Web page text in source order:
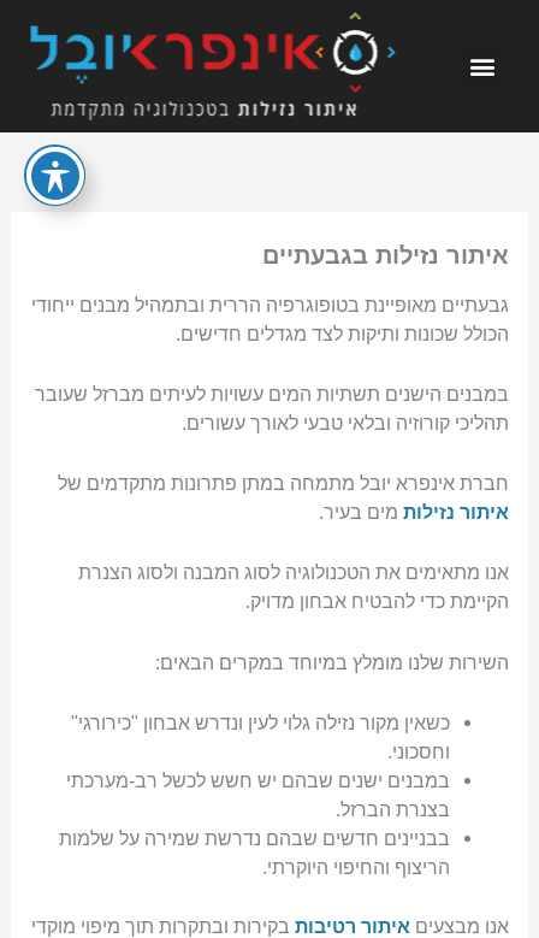
איתור נזילות בגבעתיים
גבעתיים מאופיינת בטופוגרפיה הררית ובתמהיל מבנים ייחודי
הכולל שכונות ותיקות לצד מגדלים חדישים.
במבנים הישנים תשתיות המים עשויות לעיתים מברזל שעובר
תהליכי קורוזיה ובלאי טבעי לאורך עשורים.
חברת אינפרא יובל מתמחה במתן פתרונות מתקדמים של
איתור נזילות מים בעיר.
אנו מתאימים את הטכנולוגיה לסוג המבנה ולסוג הצנרת
הקיימת כדי להבטיח אבחון מדויק.
השירות שלנו מומלץ במיוחד במקרים הבאים:
כשאין מקור נזילה גלוי לעין ונדרש אבחון "כירורגי"
וחסכוני.
במבנים ישנים שבהם יש חשש לכשל רב-מערכתי
בצנרת הברזל.
בבניינים חדשים שבהם נדרשת שמירה על שלמות
הריצוף והחיפוי היוקרתי.
אנו מבצעים איתור רטיבות בקירות ובתקרות תוך מיפוי מוקדי